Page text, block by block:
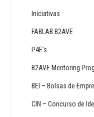
Iniciativas
FABLAB B2AVE
P4E’s
B2AVE Mentoring
BEI – Bolsas de
CIN – Concurso de